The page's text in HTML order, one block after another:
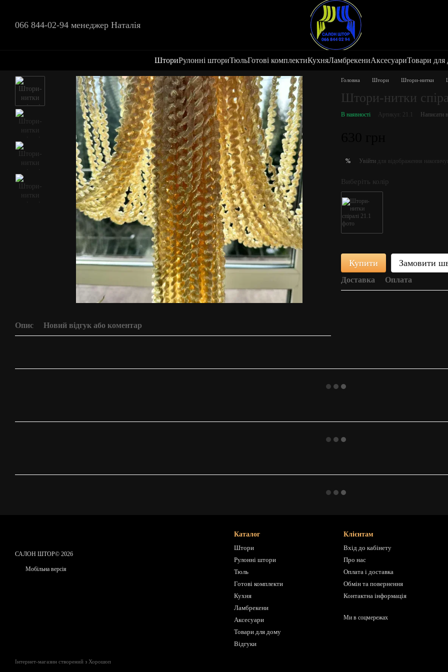
066 844-02-94 менеджер Наталія
ШториРулонні шториТюльГотові комплектиКухняЛамбрекениАксесуариТовари для
Опис Новий відгук або коментар
Головна Штори Штори-нитки
Штори-нитки
В наявності Артикул: 21.1 Написати
% Увійти для відображення
Виберіть колір
Купити Замовити
Доставка Оплата
САЛОН ШТОР© 2026
Мобільна версія
Інтернет-магазин створений з Хорошоп
Каталог
Штори
Рулонні штори
Тюль
Готові комплекти
Кухня
Ламбрекени
Аксесуари
Товари для дому
Відгуки
Клієнтам
Вхід до кабінету
Про нас
Оплата і доставка
Обмін та повернення
Контактна інформація
Ми в соцмережах